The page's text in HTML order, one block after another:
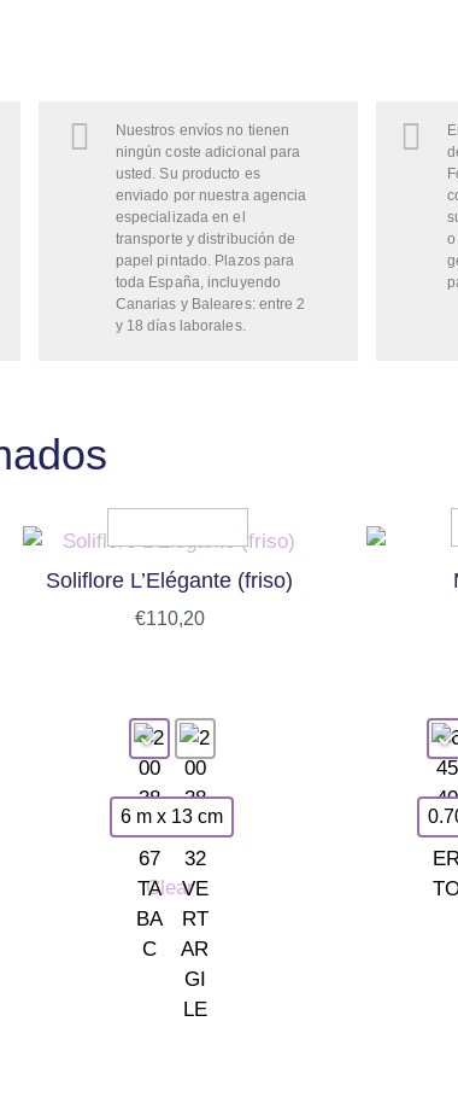
Nuestros envíos no tienen
ningún coste adicional para
usted. Su producto es
enviado por nuestra agencia
especializada en el
transporte y distribución de
papel pintado. Plazos para
toda España, incluyendo
Canarias y Baleares: entre 2
y 18 días laborales.
o
Soliflore L’Elégante (friso)
€110,20
6 m x 13 cm
Clear